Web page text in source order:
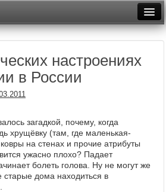
Неделя
Месяц
Архив
Фототоп
Видеотоп
настроениях
в России
загадкой, почему, когда
хрущёвку (там, где маленькая-
на стенах и прочие атрибуты
ужасно плохо? Падает
болеть голова. Ну не могут же
старые дома находиться в